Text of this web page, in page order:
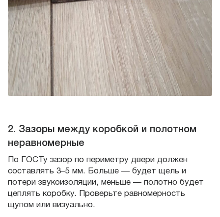
2. Зазоры между коробкой и полотном
неравномерные
По ГОСТу зазор по периметру двери должен
составлять 3–5 мм. Больше — будет щель и
потери звукоизоляции, меньше — полотно будет
цеплять коробку. Проверьте равномерность
щупом или визуально.